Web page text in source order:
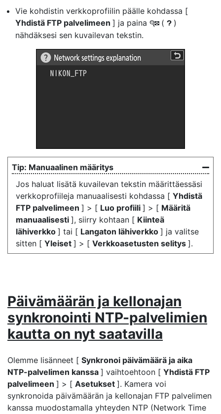
Vie kohdistin verkkoprofiilin päälle kohdassa [
Yhdistä FTP palvelimeen ] ja paina W ( Q )
nähdäksesi sen kuvailevan tekstin.
Manuaalinen määritys
Jos haluat lisätä kuvailevan tekstin määrittäessäsi
verkkoprofiileja manuaalisesti kohdassa [ Yhdistä
FTP palvelimeen ] > [ Luo profiili ] > [ Määritä
manuaalisesti ], siirry kohtaan [ Kiinteä
lähiverkko ] tai [ Langaton lähiverkko ] ja valitse
sitten [ Yleiset ] > [ Verkkoasetusten selitys ].
Päivämäärän ja kellonajan
synkronointi NTP-palvelimien
kautta on nyt saatavilla
Olemme lisänneet [ Synkronoi päivämäärä ja aika
NTP-palvelimen kanssa ] vaihtoehtoon [ Yhdistä FTP
palvelimeen ] > [ Asetukset ]. Kamera voi
synkronoida päivämäärän ja kellonajan FTP palvelimen
kanssa muodostamalla yhteyden NTP (Network Time